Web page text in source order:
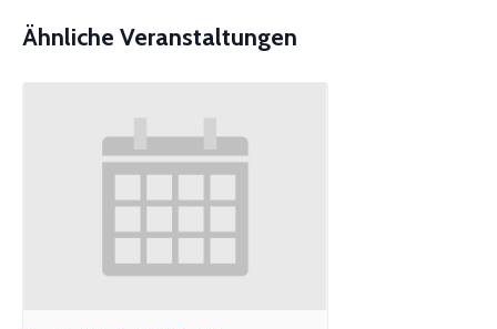
Ähnliche Veranstaltungen